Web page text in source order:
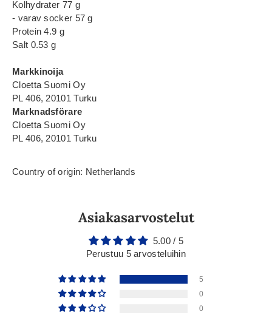
Kolhydrater 77 g
- varav socker 57 g
Protein 4.9 g
Salt 0.53 g
Markkinoija
Cloetta Suomi Oy
PL 406, 20101 Turku
Marknadsförare
Cloetta Suomi Oy
PL 406, 20101 Turku
Country of origin: Netherlands
Asiakasarvostelut
5.00 / 5
Perustuu 5 arvosteluihin
5
0
0